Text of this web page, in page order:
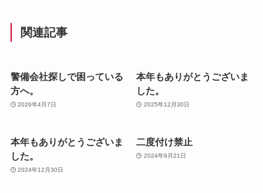
関連記事
警備会社探しで困っている
方へ。
2026年4月7日
本年もありがとうございま
した。
2025年12月30日
本年もありがとうございま
した。
2024年12月30日
二度付け禁止
2024年9月21日